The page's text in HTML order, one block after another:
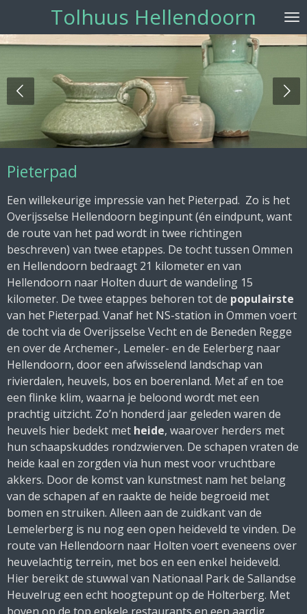
naar
hoofdinhoud
Tolhuus Hellendoorn
Pieterpad
Een willekeurige impressie van het Pieterpad. Zo is het
Overijsselse Hellendoorn beginpunt (én eindpunt, want
de route van het pad wordt in twee richtingen
beschreven) van twee etappes. De tocht tussen Ommen
en Hellendoorn bedraagt 21 kilometer en van
Hellendoorn naar Holten duurt de wandeling 15
kilometer. De twee etappes behoren tot de populairste
van het Pieterpad. Vanaf het NS-station in Ommen voert
de tocht via de Overijsselse Vecht en de Beneden Regge
en over de Archemer-, Lemeler- en de Eelerberg naar
Hellendoorn, door een afwisselend landschap van
rivierdalen, heuvels, bos en boerenland. Met af en toe
een flinke klim, waarna je beloond wordt met een
prachtig uitzicht. Zo’n honderd jaar geleden waren de
heuvels hier bedekt met heide, waarover herders met
hun schaapskuddes rondzwierven. De schapen vraten de
heide kaal en zorgden via hun mest voor vruchtbare
akkers. Door de komst van kunstmest nam het belang
van de schapen af en raakte de heide begroeid met
bomen en struiken. Alleen aan de zuidkant van de
Lemelerberg is nu nog een open heideveld te vinden. De
route van Hellendoorn naar Holten voert eveneens over
heuvelachtig terrein, met bos en een enkel heideveld.
Hier bereikt de stuwwal van Nationaal Park de Sallandse
Heuvelrug een echt hoogtepunt op de Holterberg. Met